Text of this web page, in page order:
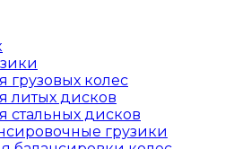
грузовых колес
литых дисков
стальных дисков
грузики